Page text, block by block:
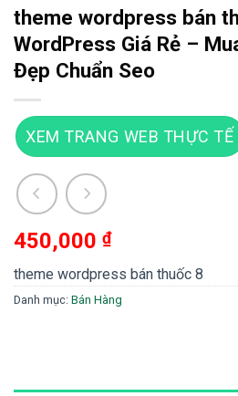
theme wordpress bán
WordPress Giá Rẻ –
Đẹp Chuẩn Seo
XEM TRANG WEB THỰC TẾ
450,000 ₫
theme wordpress bán thuốc 8
Danh mục: Bán Hàng